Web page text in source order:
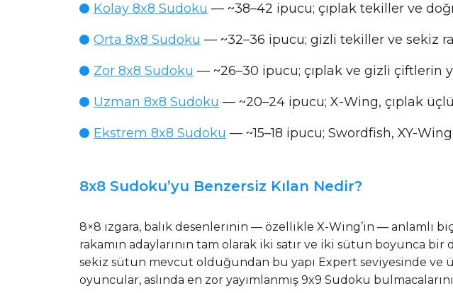
Kolay 8x8 Sudoku — ~38–42 ipucu; çıplak tekiller ve
Orta 8x8 Sudoku — ~32–36 ipucu; gizli tekiller ve sekiz
Zor 8x8 Sudoku — ~26–30 ipucu; çıplak ve gizli çiftlerin
Uzman 8x8 Sudoku — ~20–24 ipucu; X-Wing, çıplak
Ekstrem 8x8 Sudoku — ~15–18 ipucu; Swordfish, XY-
8x8 Sudoku’yu Benzersiz Kılan Nedir?
8×8 ızgara, balık desenlerinin — özellikle X-Wing’in — anlamlı
rakamın adaylarının tam olarak iki satır ve iki sütun boyunca
sekiz sütun mevcut olduğundan bu yapı Expert seviyesinde
oyuncular, aslında en zor yayımlanmış 9x9 Sudoku